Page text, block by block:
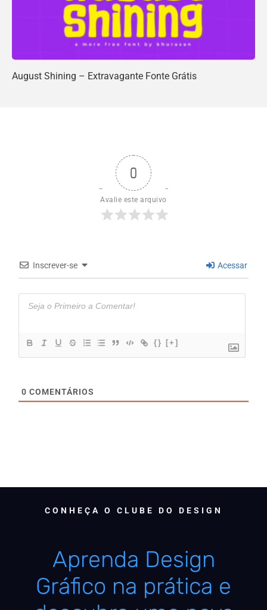
August Shining – Extravagante Fonte Grátis
0
Avalie este arquivo
Inscrever-se Acessar
{} [+]
0 COMENTÁRIOS
CONHEÇA O CLUBE DO DESIGN
Aprenda Design
Gráfico na prática e